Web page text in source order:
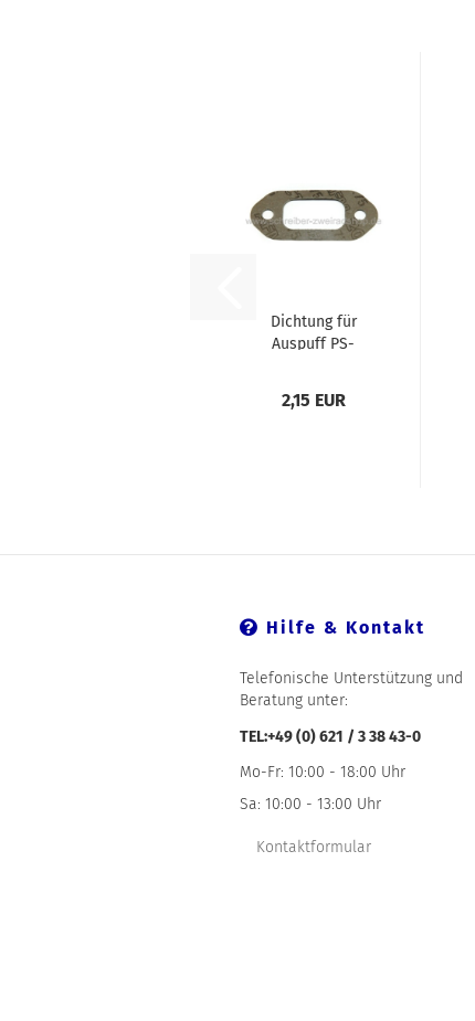
Dichtung für
Auspuff PS-
2,15 EUR
Hilfe & Kontakt
Telefonische Unterstützung und
Beratung unter:
TEL:+49 (0) 621 / 3 38 43-0
Mo-Fr: 10:00 - 18:00 Uhr
Sa: 10:00 - 13:00 Uhr
Kontaktformular